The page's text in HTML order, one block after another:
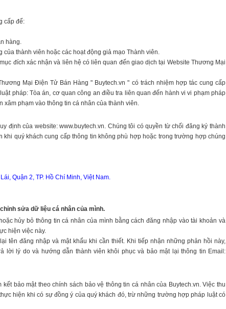
cấp để:
hàng.
thành viên hoặc các hoạt động giả mạo Thành viên.
đích xác nhận và liên hệ có liên quan đến giao dịch tại Website Thương Mại
Mại Điện Tử Bán Hàng " Buytech.vn " có trách nhiệm hợp tác cung cấp
pháp: Tòa án, cơ quan công an điều tra liên quan đến hành vi vi phạm pháp
xâm phạm vào thông tin cá nhân của thành viên.
định của website: www.buytech.vn. Chúng tôi có quyền từ chối đăng ký thành
khi quý khách cung cấp thông tin không phù hợp hoặc trong trường hợp chúng
Quận 2, TP. Hồ Chí Minh, Việt Nam.
sửa dữ liệu cá nhân của mình.
hủy bỏ thông tin cá nhân của mình bằng cách đăng nhập vào tài khoản và
hiện việc này.
tên đăng nhập và mật khẩu khi cần thiết. Khi tiếp nhận những phản hồi này,
lời lý do và hướng dẫn thành viên khôi phục và bảo mật lại thông tin Email:
bảo mật theo chính sách bảo vệ thông tin cá nhân của Buytech.vn. Việc thu
hiện khi có sự đồng ý của quý khách đó, trừ những trường hợp pháp luật có